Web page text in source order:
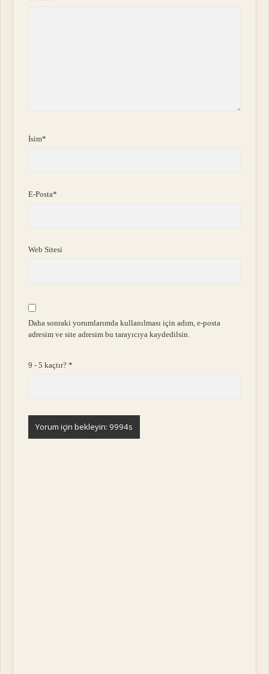
İsim*
E-Posta*
Web Sitesi
Daha sonraki yorumlarımda kullanılması için adım, e-posta
adresim ve site adresim bu tarayıcıya kaydedilsin.
9 - 5 kaçtır?*